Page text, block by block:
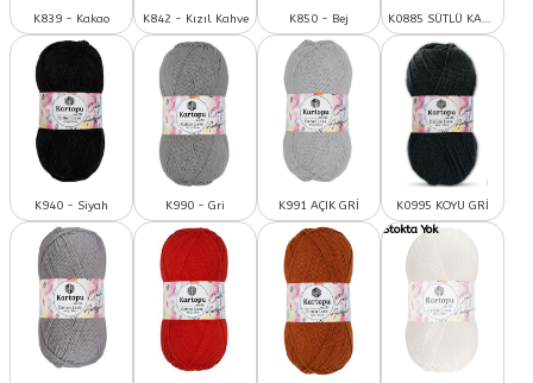
K839 - Kakao K842 - Kızıl Kahve K850 - Bej K0885 SÜTLÜ KAHVE
K940 - Siyah K990 - Gri K991 AÇIK GRİ K0995 KOYU GRİ